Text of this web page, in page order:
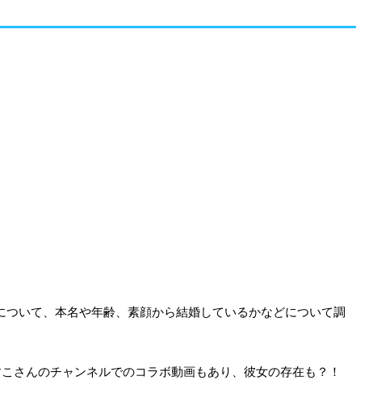
いて、本名や年齢、素顔から結婚しているかなどについて調
さんのチャンネルでのコラボ動画もあり、彼女の存在も？！